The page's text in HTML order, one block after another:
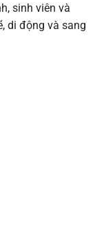
sinh viên và
di động và sang